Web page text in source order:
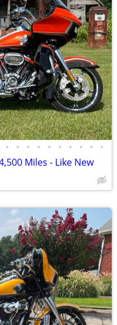
• • • • • • • • • •
Miles - Like New